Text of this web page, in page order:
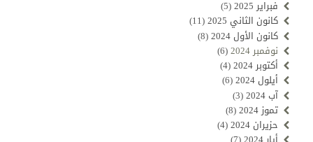
فبراير 2025
(5)
كانون الثاني 2025
(11)
كانون الأول 2024
(8)
نوفمبر 2024
(6)
أكتوبر 2024
(4)
أيلول 2024
(6)
آب 2024
(3)
تموز 2024
(8)
حزيران 2024
(4)